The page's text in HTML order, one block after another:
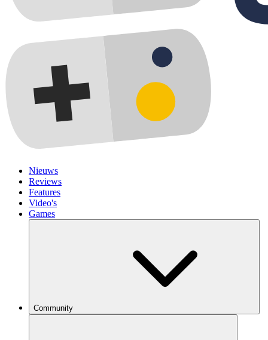
Nieuws
Reviews
Features
Video's
Games
Community